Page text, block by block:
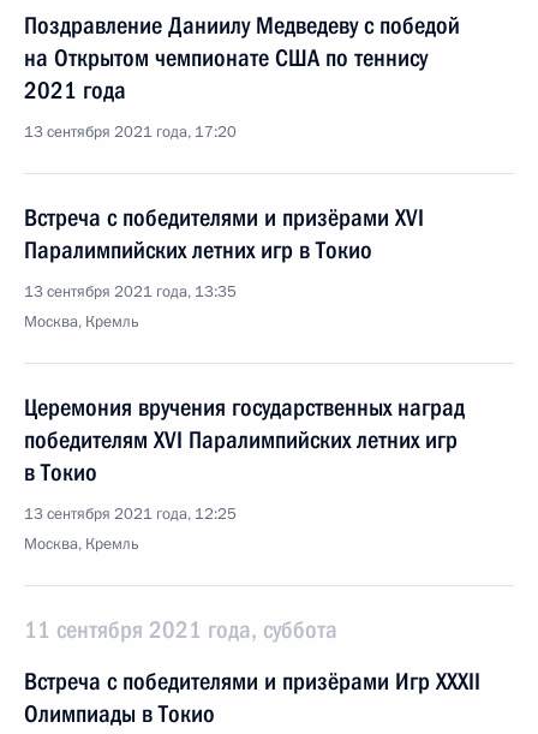
Поздравление Даниилу Медведеву с победой
на Открытом чемпионате США по теннису
2021 года
13 сентября 2021 года, 17:20
Встреча с победителями и призёрами ХVI
Паралимпийских летних игр в Токио
13 сентября 2021 года, 13:35
Москва, Кремль
Церемония вручения государственных наград
победителям ХVI Паралимпийских летних игр
в Токио
13 сентября 2021 года, 12:25
Москва, Кремль
11 сентября 2021 года, суббота
Встреча с победителями и призёрами Игр XXXII
Олимпиады в Токио